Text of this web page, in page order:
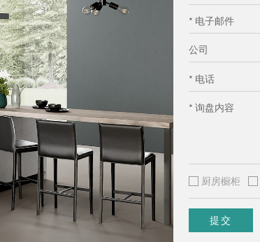
* 电子邮件
公司
* 电话
* 询盘内容
厨房橱柜
提交